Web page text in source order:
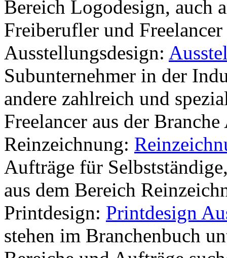
Bereich Logodesign, auch
Freiberufler und
Ausstellungsdesign:
Subunternehmer in der
andere zahlreich und
Freelancer aus der
Reinzeichnung:
Aufträge für
aus dem Bereich
Printdesign: Printdesign
stehen im Branchenbuch